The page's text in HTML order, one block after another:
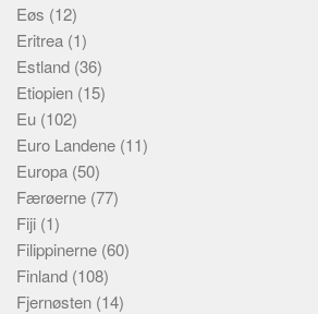
Eøs (12)
Eritrea (1)
Estland (36)
Etiopien (15)
Eu (102)
Euro Landene (11)
Europa (50)
Færøerne (77)
Fiji (1)
Filippinerne (60)
Finland (108)
Fjernøsten (14)